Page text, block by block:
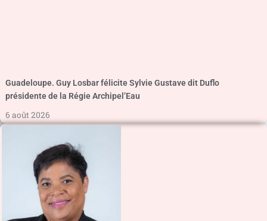
Guadeloupe. Guy Losbar félicite Sylvie Gustave dit Duflo
présidente de la Régie Archipel’Eau
6 août 2026